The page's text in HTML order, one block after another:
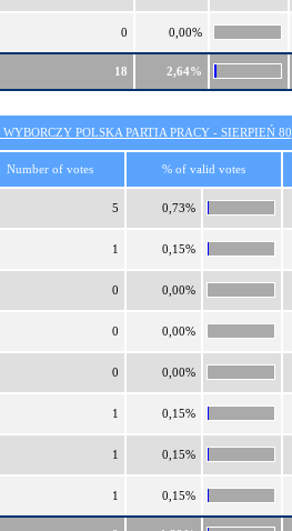
0 0,00%
18 2,64%
POLSKA PARTIA PRACY - SIERPIEŃ 80
Number of votes % of valid votes
5 0,73%
1 0,15%
0 0,00%
0 0,00%
0 0,00%
1 0,15%
1 0,15%
1 0,15%